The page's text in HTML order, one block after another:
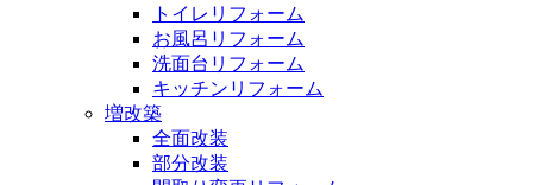
トイレリフォーム
お風呂リフォーム
洗面台リフォーム
キッチンリフォーム
増改築
全面改装
部分改装